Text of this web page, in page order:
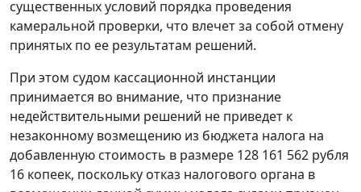
существенных условий порядка проведения
камеральной проверки, что влечет за собой отмену
принятых по ее результатам решений.
При этом судом кассационной инстанции
принимается во внимание, что признание
недействительными решений не приведет к
незаконному возмещению из бюджета налога на
добавленную стоимость в размере 128 161 562 рубля
16 копеек, поскольку отказ налогового органа в